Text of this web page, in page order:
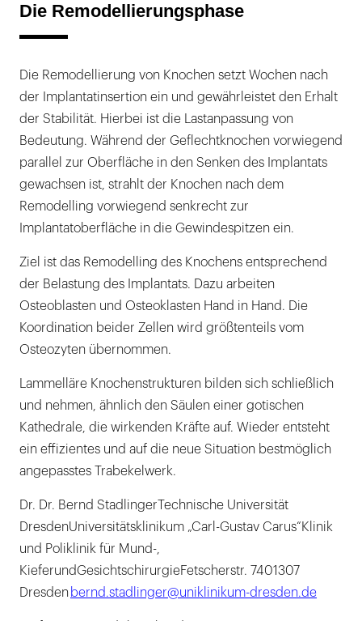
Die Remodellierungsphase
Die Remodellierung von Knochen setzt Wochen nach
der Implantatinsertion ein und gewährleistet den Erhalt
der Stabilität. Hierbei ist die Lastanpassung von
Bedeutung. Während der Geflechtknochen vorwiegend
parallel zur Oberfläche in den Senken des Implantats
gewachsen ist, strahlt der Knochen nach dem
Remodelling vorwiegend senkrecht zur
Implantatoberfläche in die Gewindespitzen ein.
Ziel ist das Remodelling des Knochens entsprechend
der Belastung des Implantats. Dazu arbeiten
Osteoblasten und Osteoklasten Hand in Hand. Die
Koordination beider Zellen wird größtenteils vom
Osteozyten übernommen.
Lammelläre Knochenstrukturen bilden sich schließlich
und nehmen, ähnlich den Säulen einer gotischen
Kathedrale, die wirkenden Kräfte auf. Wieder entsteht
ein effizientes und auf die neue Situation bestmöglich
angepasstes Trabekelwerk.
Dr. Dr. Bernd StadlingerTechnische Universität
DresdenUniversitätsklinikum „Carl-Gustav Carus“Klinik
und Poliklinik für Mund-,
KieferundGesichtschirurgieFetscherstr. 7401307
Dresden bernd.stadlinger@uniklinikum-dresden.de